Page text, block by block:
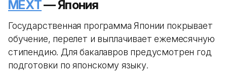
MEXT— Япония
Государственная программа Японии покрывает
обучение, перелет и выплачивает ежемесячную
стипендию. Для бакалавров предусмотрен год
подготовки по японскому языку.